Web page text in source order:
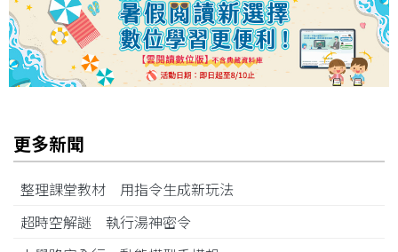
更多新聞
整理課堂教材 用指令生成新玩法
超時空解謎 執行湯神密令